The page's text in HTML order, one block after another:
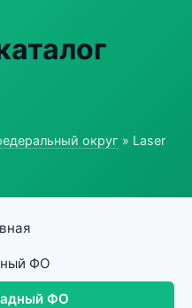
округ » Laser
ФО
ФО